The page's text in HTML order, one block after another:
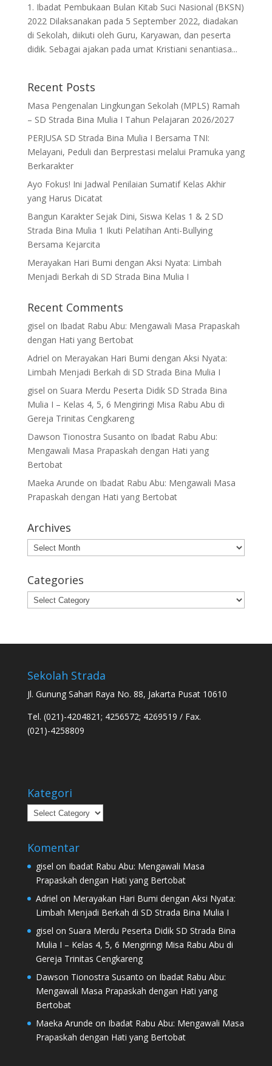
1. Ibadat Pembukaan Bulan Kitab Suci Nasional (BKSN)
2022 Dilaksanakan pada 5 September 2022, diadakan
di Sekolah, diikuti oleh Guru, Karyawan, dan peserta
didik. Sebagai ajakan pada umat Kristiani senantiasa...
Recent Posts
Masa Pengenalan Lingkungan Sekolah (MPLS) Ramah
– SD Strada Bina Mulia I Tahun Pelajaran 2026/2027
PERJUSA SD Strada Bina Mulia I Bersama TNI:
Melayani, Peduli dan Berprestasi melalui Pramuka yang
Berkarakter
Ayo Fokus! Ini Jadwal Penilaian Sumatif Kelas Akhir
yang Harus Dicatat
Bangun Karakter Sejak Dini, Siswa Kelas 1 & 2 SD
Strada Bina Mulia 1 Ikuti Pelatihan Anti-Bullying
Bersama Kejarcita
Merayakan Hari Bumi dengan Aksi Nyata: Limbah
Menjadi Berkah di SD Strada Bina Mulia I
Recent Comments
gisel on Ibadat Rabu Abu: Mengawali Masa Prapaskah
dengan Hati yang Bertobat
Adriel on Merayakan Hari Bumi dengan Aksi Nyata:
Limbah Menjadi Berkah di SD Strada Bina Mulia I
gisel on Suara Merdu Peserta Didik SD Strada Bina
Mulia I – Kelas 4, 5, 6 Mengiringi Misa Rabu Abu di
Gereja Trinitas Cengkareng
Dawson Tionostra Susanto on Ibadat Rabu Abu:
Mengawali Masa Prapaskah dengan Hati yang
Bertobat
Maeka Arunde on Ibadat Rabu Abu: Mengawali Masa
Prapaskah dengan Hati yang Bertobat
Archives
Archives
Categories
Categories
Sekolah Strada
Jl. Gunung Sahari Raya No. 88, Jakarta Pusat 10610
Tel. (021)-4204821; 4256572; 4269519 / Fax.
(021)-4258809
Kategori
Kategori
Komentar
gisel on Ibadat Rabu Abu: Mengawali Masa
Prapaskah dengan Hati yang Bertobat
Adriel on Merayakan Hari Bumi dengan Aksi Nyata:
Limbah Menjadi Berkah di SD Strada Bina Mulia I
gisel on Suara Merdu Peserta Didik SD Strada Bina
Mulia I – Kelas 4, 5, 6 Mengiringi Misa Rabu Abu di
Gereja Trinitas Cengkareng
Dawson Tionostra Susanto on Ibadat Rabu Abu:
Mengawali Masa Prapaskah dengan Hati yang
Bertobat
Maeka Arunde on Ibadat Rabu Abu: Mengawali Masa
Prapaskah dengan Hati yang Bertobat